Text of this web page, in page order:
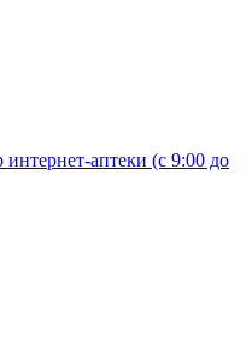
интернет-аптеки (с 9:00 до